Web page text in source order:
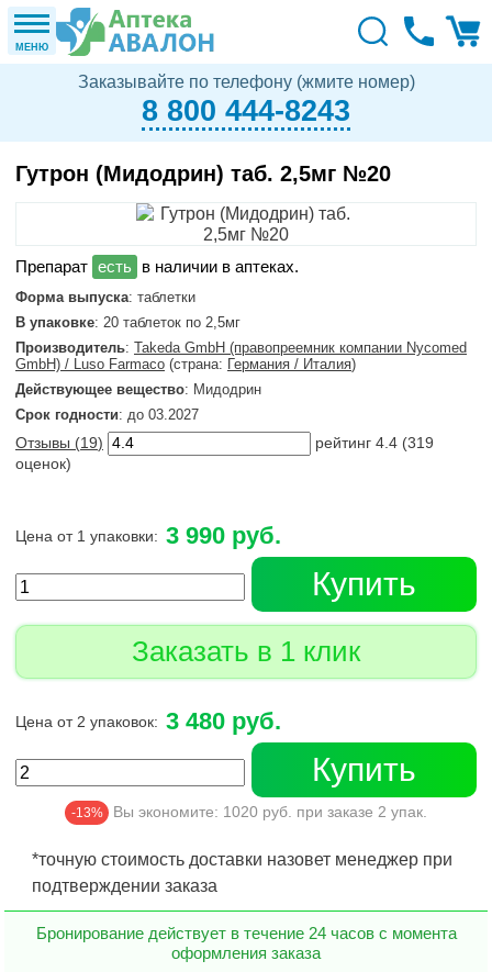
МЕНЮ
Заказывайте по телефону (жмите номер)
8 800 444-8243
Гутрон (Мидодрин) таб. 2,5мг №20
в наличии в аптеках.
Форма выпуска: таблетки
В упаковке: 20 таблеток по 2,5мг
Производитель: Takeda GmbH (правопреемник компании Nycomed
GmbH) / Luso Farmaco (страна: Германия / Италия)
Действующее вещество: Мидодрин
Срок годности: до 03.2027
Отзывы (19) рейтинг 4.4 (319
оценок)
Цена от 1 упаковки: 3 990 руб.
Купить
Заказать в 1 клик
Цена от 2 упаковок: 3 480 руб.
Купить
-13% Вы экономите: 1020 руб. при заказе 2 упак.
*точную стоимость доставки назовет менеджер при
подтверждении заказа
Бронирование действует в течение 24 часов с момента
оформления заказа